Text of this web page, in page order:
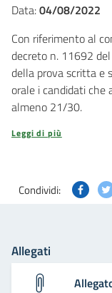
Data:04/08/2022
Con riferimento al
decreto n. 11692
della prova scritta e
orale i candidati che
almeno 21/30.
Leggi di più
Condividi:
Allegati